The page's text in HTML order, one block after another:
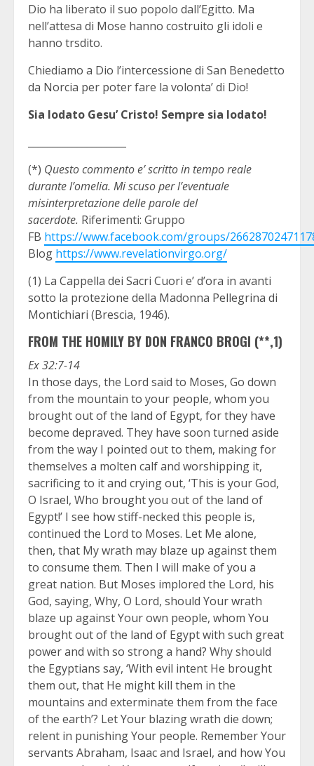
Dio ha liberato il suo popolo dall’Egitto. Ma
nell’attesa di Mose hanno costruito gli idoli e
hanno trsdito.
Chiediamo a Dio l’intercessione di San Benedetto
da Norcia per poter fare la volonta’ di Dio!
Sia lodato Gesu’ Cristo! Sempre sia lodato!
(*) Questo commento e’ scritto in tempo reale
durante l’omelia. Mi scuso per l’eventuale
misinterpretazione delle parole del
sacerdote. Riferimenti: Gruppo
FB https://www.facebook.com/groups/
Blog https://www.revelationvirgo.org/
(1) La Cappella dei Sacri Cuori e’ d’ora in avanti
sotto la protezione della Madonna Pellegrina di
Montichiari (Brescia, 1946).
FROM THE HOMILY BY DON FRANCO BROGI (**,1)
Ex 32:7-14
In those days, the Lord said to Moses, Go down
from the mountain to your people, whom you
brought out of the land of Egypt, for they have
become depraved. They have soon turned aside
from the way I pointed out to them, making for
themselves a molten calf and worshipping it,
sacrificing to it and crying out, ‘This is your God,
O Israel, Who brought you out of the land of
Egypt!’ I see how stiff-necked this people is,
continued the Lord to Moses. Let Me alone,
then, that My wrath may blaze up against them
to consume them. Then I will make of you a
great nation. But Moses implored the Lord, his
God, saying, Why, O Lord, should Your wrath
blaze up against Your own people, whom You
brought out of the land of Egypt with such great
power and with so strong a hand? Why should
the Egyptians say, ‘With evil intent He brought
them out, that He might kill them in the
mountains and exterminate them from the face
of the earth’? Let Your blazing wrath die down;
relent in punishing Your people. Remember Your
servants Abraham, Isaac and Israel, and how You